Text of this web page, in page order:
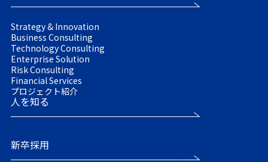
Strategy & Innovation
Business Consulting
Technology Consulting
Enterprise Solution
Risk Consulting
Financial Services
プロジェクト紹介
人を知る
新卒採用